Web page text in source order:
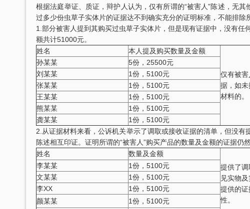
根据法庭举证、质证，辩护人认为，仅有所谓的“被害人”陈述，无
过多少份虫草子实体片的证据达不到确实充分的证明标准，不能排除
1.部分被害人提到其购买过虫草子实体片，但是现有证据中，没有
额共计51000元。
姓名
本人提及购买数量及金额
仅有被
据，如
材料的。
孙某某
5份，25500元
刘某某
1份，5100元
张某某
1份，5100元
王某某
1份，5100元
熊某某
1份，5100元
龚某某
1份，5100元
2.从证据材料来看，公诉机关举示了调取或接收证据的清单，但没
陈述相互印证。证明所谓的“被害人”购买产品的数量及金额的证据
姓名
数量及金额
提供了
见实物
提供的
性。
李某某
1份，5100元
文某某
1份，5100元
李XX
1份，5100元
颜某某
1份，5100元
全国特大涉黑
重庆某县原县长（正厅级）受贿1000余
四川“黑